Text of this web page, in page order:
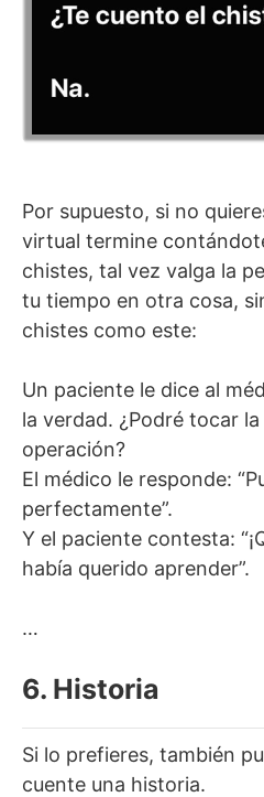
Por supuesto, si no
virtual termine
chistes, tal vez valga la
tu tiempo en otra cosa,
chistes como este:
Un paciente le dice al
la verdad. ¿Podré tocar
operación?
El médico le responde:
perfectamente”.
Y el paciente contesta:
había querido aprender”.
…
6. Historia
Si lo prefieres, también
cuente una historia.